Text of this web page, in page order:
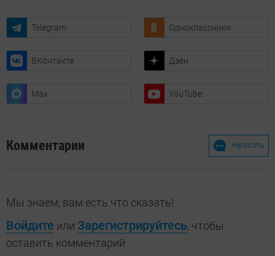
Telegram Одноклассники
ВКонтакте Дзен
Max YouTube
Комментарии Написать
Мы знаем, вам есть что сказать!
Войдите или Зарегистрируйтесь, чтобы
оставить комментарий